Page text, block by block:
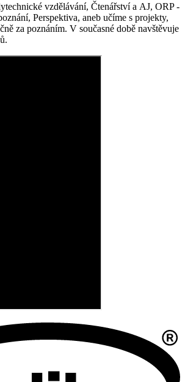
vzdělávání, Čtenářství a AJ, ORP -
Perspektiva, aneb učíme s projekty,
za poznáním. V současné době navštěvuje